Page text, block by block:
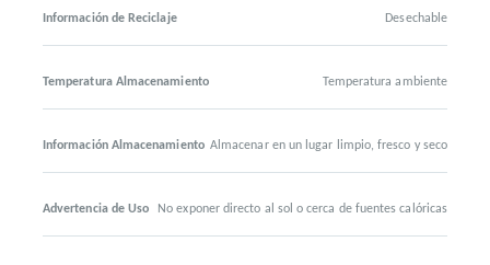
Información de Reciclaje Desechable
Temperatura Almacenamiento Temperatura ambiente
Información Almacenamiento Almacenar en un lugar limpio, fresco y seco
Advertencia de Uso No exponer directo al sol o cerca de fuentes calóricas